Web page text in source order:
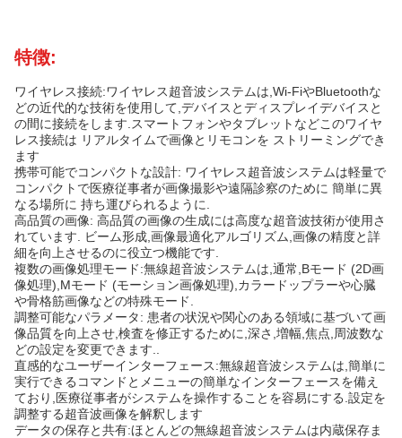
特徴:
ワイヤレス接続:ワイヤレス超音波システムは,Wi-FiやBluetoothな
どの近代的な技術を使用して,デバイスとディスプレイデバイスと
の間に接続をします.スマートフォンやタブレットなどこのワイヤ
レス接続は リアルタイムで画像とリモコンを ストリーミングでき
ます
携帯可能でコンパクトな設計: ワイヤレス超音波システムは軽量で
コンパクトで医療従事者が画像撮影や遠隔診察のために 簡単に異
なる場所に 持ち運びられるように.
高品質の画像: 高品質の画像の生成には高度な超音波技術が使用さ
れています. ビーム形成,画像最適化アルゴリズム,画像の精度と詳
細を向上させるのに役立つ機能です.
複数の画像処理モード:無線超音波システムは,通常,Bモード (2D画
像処理),Mモード (モーション画像処理),カラードップラーや心臓
や骨格筋画像などの特殊モード.
調整可能なパラメータ: 患者の状況や関心のある領域に基づいて画
像品質を向上させ,検査を修正するために,深さ,増幅,焦点,周波数な
どの設定を変更できます..
直感的なユーザーインターフェース:無線超音波システムは,簡単に
実行できるコマンドとメニューの簡単なインターフェースを備え
ており,医療従事者がシステムを操作することを容易にする.設定を
調整する超音波画像を解釈します
データの保存と共有:ほとんどの無線超音波システムは内蔵保存ま